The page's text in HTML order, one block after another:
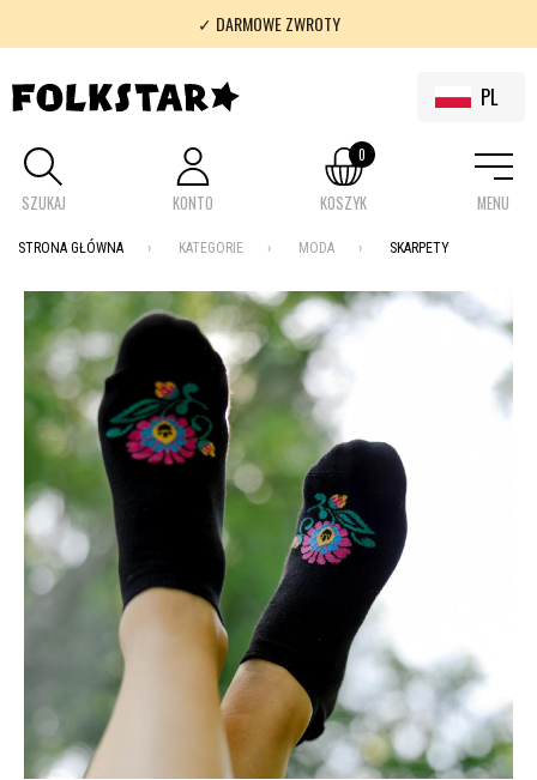
✓ DARMOWE ZWROTY
✓ 100% FOLKLOR
PL
SZUKAJ KONTO KOSZYK
0
MENU
STRONA GŁÓWNA KATEGORIE MODA SKARPETY